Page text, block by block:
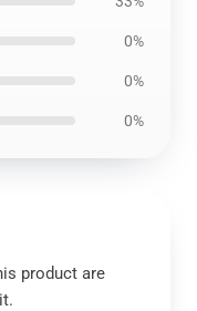
0%
0%
0%
product are